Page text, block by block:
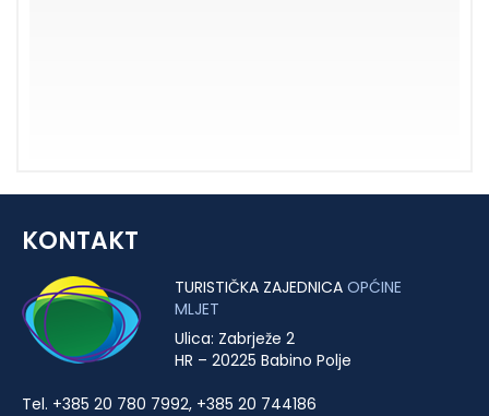
KONTAKT
TURISTIČKA ZAJEDNICA OPĆINE
MLJET
Ulica: Zabrježe 2
HR – 20225 Babino Polje
Tel. +385 20 780 7992, +385 20 744186